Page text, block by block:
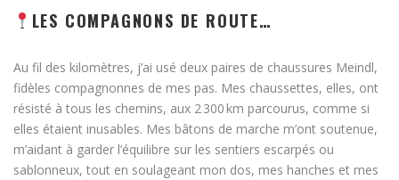
LES COMPAGNONS DE ROUTE…
Au fil des kilomètres, j’ai usé deux paires de chaussures Meindl,
fidèles compagnonnes de mes pas. Mes chaussettes, elles, ont
résisté à tous les chemins, aux 2 300 km parcourus, comme si
elles étaient inusables. Mes bâtons de marche m’ont soutenue,
m’aidant à garder l’équilibre sur les sentiers escarpés ou
sablonneux, tout en soulageant mon dos, mes hanches et mes